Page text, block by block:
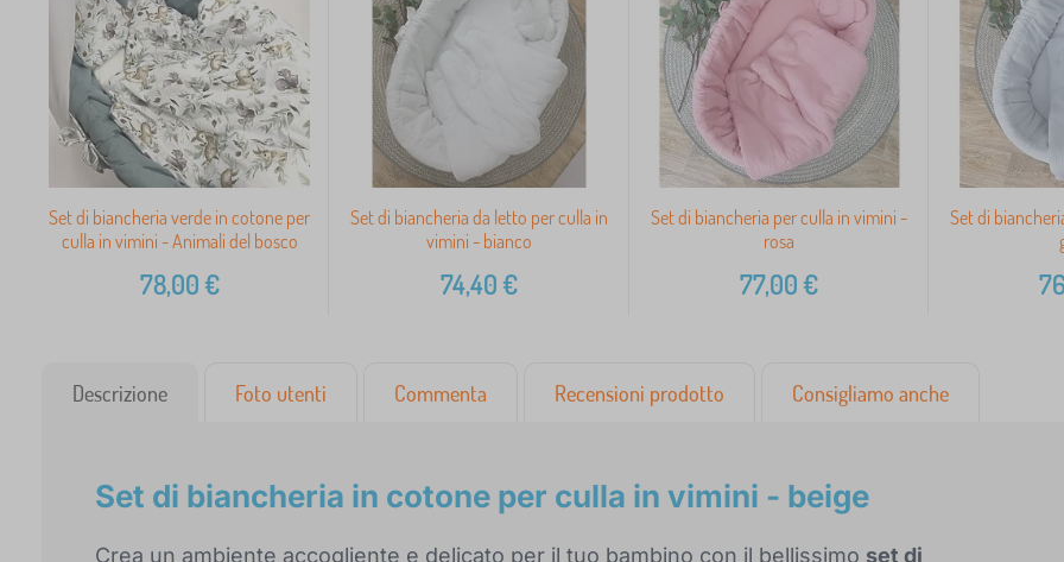
Set di biancheria verde in cotone per
culla in vimini - Animali del bosco
78,00€
Set di biancheria da letto per culla in
vimini - bianco
74,40€
Set di biancheria per culla in vimini -
rosa
77,00€
Set di
Descrizione Foto utenti Commenta Recensioni prodotto Consigliamo anche
Set di biancheria in cotone per culla in vimini - beige
Crea un ambiente accogliente e delicato per il tuo bambino con il bellissimo set di